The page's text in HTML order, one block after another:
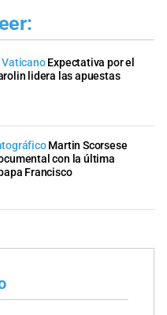
Vaticano Expectativa por el
lidera las apuestas
Martin Scorsese
con la última
Francisco